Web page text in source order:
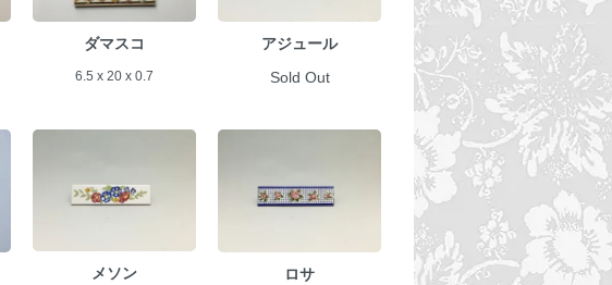
ダマスコ
6.5 x 20 x 0.7
アジュール
Sold Out
メソン ロサ